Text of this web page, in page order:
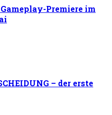
Premiere im
– der erste